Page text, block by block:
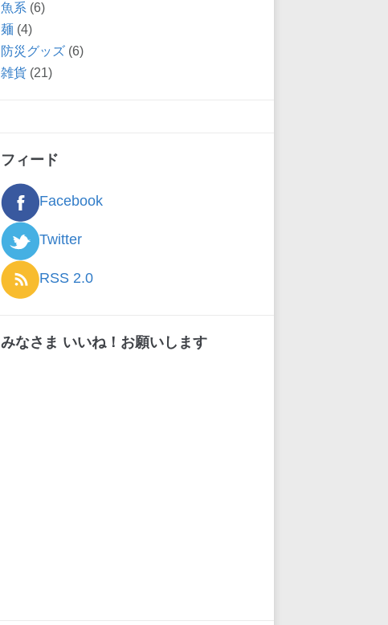
魚系 (6)
麺 (4)
防災グッズ (6)
雑貨 (21)
フィード
Facebook
Twitter
RSS 2.0
みなさま いいね！お願いします